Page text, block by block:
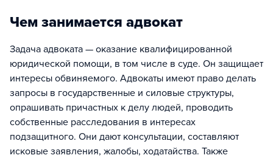
Чем занимается адвокат
Задача адвоката — оказание квалифицированной
юридической помощи, в том числе в суде. Он защищает
интересы обвиняемого. Адвокаты имеют право делать
запросы в государственные и силовые структуры,
опрашивать причастных к делу людей, проводить
собственные расследования в интересах
подзащитного. Они дают консультации, составляют
исковые заявления, жалобы, ходатайства. Также